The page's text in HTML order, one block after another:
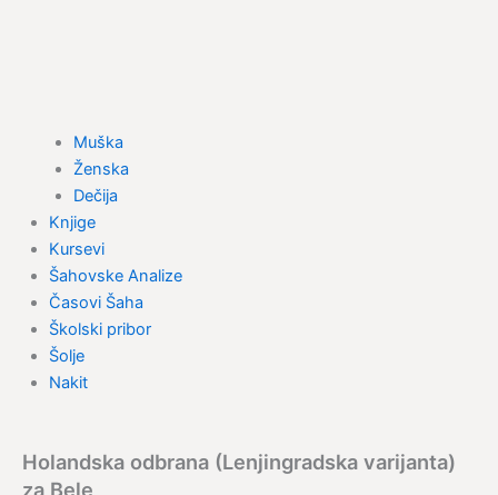
Muška
Ženska
Dečija
Knjige
Kursevi
Šahovske Analize
Časovi Šaha
Školski pribor
Šolje
Nakit
Holandska odbrana (Lenjingradska varijanta)
za Bele